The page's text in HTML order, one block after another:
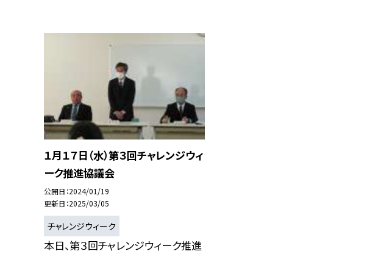
１月１７日（水）第３回チャレンジウィ
ーク推進協議会
公開日 2024/01/19
更新日 2025/03/05
チャレンジウィーク
本日、第３回チャレンジウィーク推進